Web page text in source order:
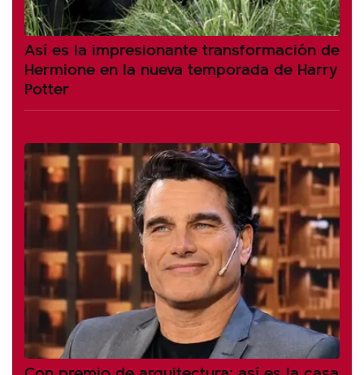
Así es la impresionante transformación de
Hermione en la nueva temporada de Harry
Potter